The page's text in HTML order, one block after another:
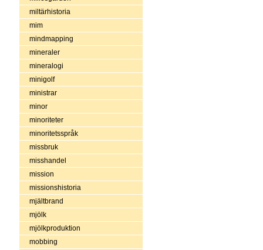
miltärhistoria
mim
mindmapping
mineraler
mineralogi
minigolf
ministrar
minor
minoriteter
minoritetsspråk
missbruk
misshandel
mission
missionshistoria
mjältbrand
mjölk
mjölkproduktion
mobbing